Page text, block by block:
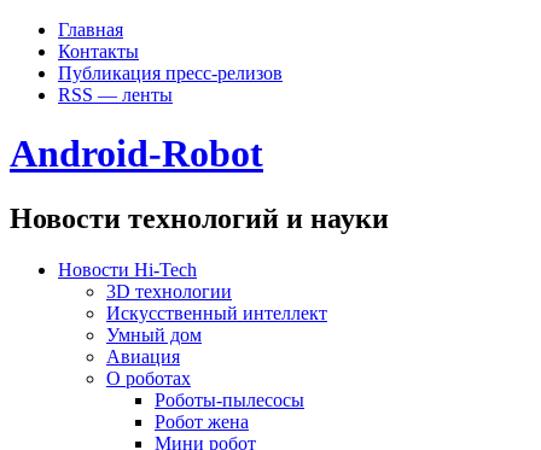
Главная
Контакты
Публикация пресс-релизов
RSS — ленты
Android-Robot
Новости технологий и науки
Новости Hi-Tech
3D технологии
Искусственный интеллект
Умный дом
Авиация
О роботах
Роботы-пылесосы
Робот жена
Мини робот